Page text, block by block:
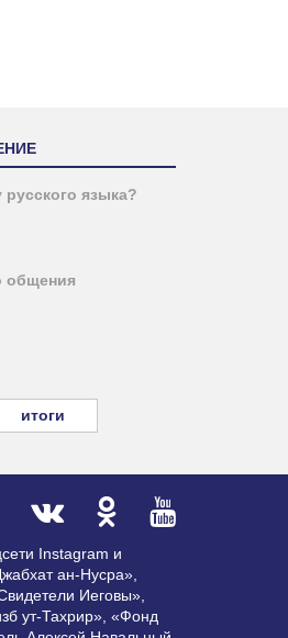
языка?
общения
итоги
Instagram и
ан-Нусра»,
Иеговы»,
ут-Тахрир», «Фонд